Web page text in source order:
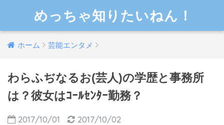
めっちゃ知りたいねん！
ホーム 芸能エンタメ
わらふぢなるお(芸人)の学歴と事務所
は？彼女はｺｰﾙｾﾝﾀｰ勤務？
2017/10/01 2017/10/02